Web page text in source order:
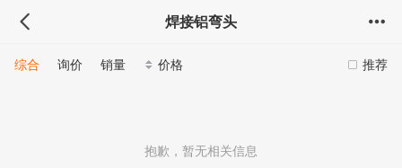
焊接铝弯头
推荐
综合 询价 销量 价格
抱歉，暂无相关信息